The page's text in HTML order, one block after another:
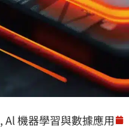
,Al 機器學習與數據應用